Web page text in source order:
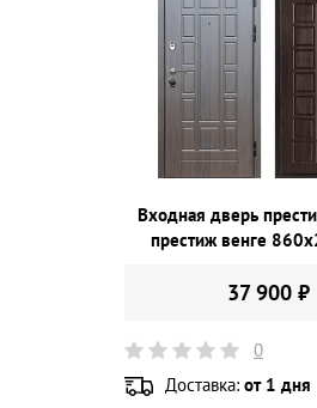
Входная дверь
престиж венге
37 900 ₽
0
Доставка: от 1 дня